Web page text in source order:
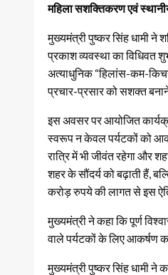
महिला सशक्तिकरण एवं
मुख्यमंत्री पुष्कर सिंह धामी ने
प्रकाश व्यवस्था का विधिवत
अत्याधुनिक “हिलांस-कम-
प्रचार-प्रसार को सशक्त
इस अवसर पर आयोजित
स्वरूप न केवल पर्यटकों को
रात्रि में भी जीवंत रहेगा और
शहर के सौंदर्य को बढ़ाती हैं,
करोड़ रुपये की लागत से इस
मुख्यमंत्री ने कहा कि पूर्ण
वाले पर्यटकों के लिए आकर्षण
मुख्यमंत्री पुष्कर सिंह धामी ने